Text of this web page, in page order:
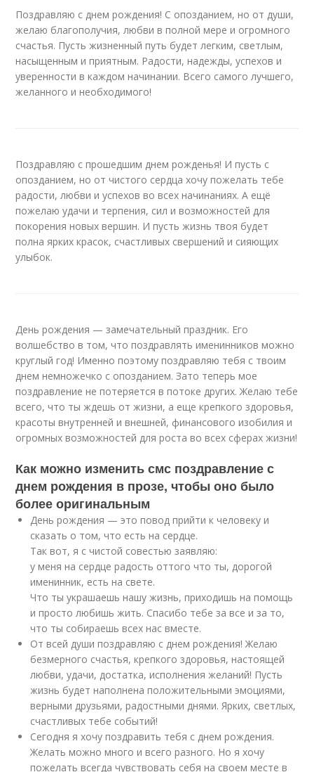
Поздравляю с днем рождения! С опозданием, но от души,
желаю благополучия, любви в полной мере и огромного
счастья. Пусть жизненный путь будет легким, светлым,
насыщенным и приятным. Радости, надежды, успехов и
уверенности в каждом начинании. Всего самого лучшего,
желанного и необходимого!
Поздравляю с прошедшим днем рожденья! И пусть с
опозданием, но от чистого сердца хочу пожелать тебе
радости, любви и успехов во всех начинаниях. А ещё
пожелаю удачи и терпения, сил и возможностей для
покорения новых вершин. И пусть жизнь твоя будет
полна ярких красок, счастливых свершений и сияющих
улыбок.
День рождения — замечательный праздник. Его
волшебство в том, что поздравлять именинников можно
круглый год! Именно поэтому поздравляю тебя с твоим
днем немножечко с опозданием. Зато теперь мое
поздравление не потеряется в потоке других. Желаю тебе
всего, что ты ждешь от жизни, а еще крепкого здоровья,
красоты внутренней и внешней, финансового изобилия и
огромных возможностей для роста во всех сферах жизни!
Как можно изменить смс поздравление с
днем рождения в прозе, чтобы оно было
более оригинальным
День рождения — это повод прийти к человеку и
сказать о том, что есть на сердце.
Так вот, я с чистой совестью заявляю:
у меня на сердце радость оттого что ты, дорогой
именинник, есть на свете.
Что ты украшаешь нашу жизнь, приходишь на помощь
и просто любишь жить. Спасибо тебе за все и за то,
что ты собираешь всех нас вместе.
От всей души поздравляю с днем рождения! Желаю
безмерного счастья, крепкого здоровья, настоящей
любви, удачи, достатка, исполнения желаний! Пусть
жизнь будет наполнена положительными эмоциями,
верными друзьями, радостными днями. Ярких, светлых,
счастливых тебе событий!
Сегодня я хочу поздравить тебя с днем рождения.
Желать можно много и всего разного. Но я хочу
пожелать всегда чувствовать себя на своем месте в